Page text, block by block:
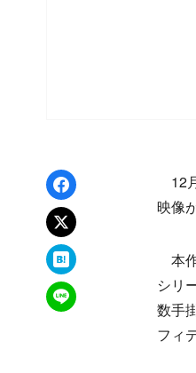
Facebookでシェ
xでポスト
はてなブックマ
LINEで送る
12
映像
本
シリ
数手
フィ